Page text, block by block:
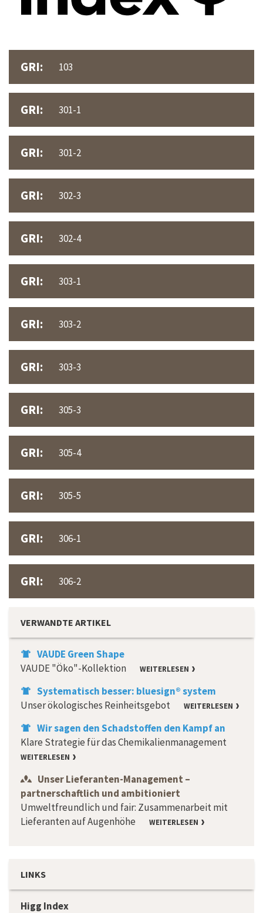
GRI: 103
GRI: 301-1
GRI: 301-2
GRI: 302-3
GRI: 302-4
GRI: 303-1
GRI: 303-2
GRI: 303-3
GRI: 305-3
GRI: 305-4
GRI: 305-5
GRI: 306-1
GRI: 306-2
VERWANDTE ARTIKEL
VAUDE Green Shape
VAUDE "Öko"-Kollektion
WEITERLESEN
Systematisch besser: bluesign® system
Unser ökologisches Reinheitsgebot
WEITERLESEN
Wir sagen den Schadstoffen den Kampf an
Klare Strategie für das Chemikalienmanagement
WEITERLESEN
Unser Lieferanten-Management –
partnerschaftlich und ambitioniert
Umweltfreundlich und fair: Zusammenarbeit mit
Lieferanten auf Augenhöhe
WEITERLESEN
LINKS
Higg Index